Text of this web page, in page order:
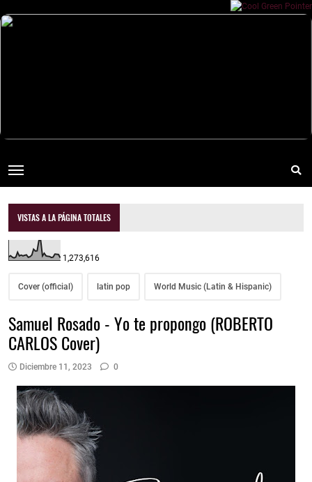
VISTAS A LA PÁGINA TOTALES
1,273,616
Cover (official) latin pop World Music (Latin & Hispanic)
Samuel Rosado - Yo te propongo (ROBERTO
CARLOS Cover)
Diciembre 11, 2023 0